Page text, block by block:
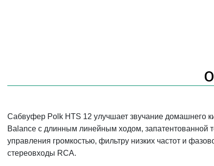
Сабвуфер Polk HTS 12 улучшает звучание
Balance с длинным линейным ходом, запатентованной
управления громкостью, фильтру низких частот и
стереовходы RCA.